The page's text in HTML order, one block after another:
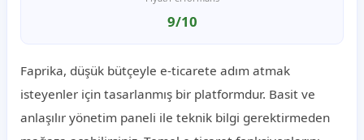
9/10
Faprika, düşük bütçeyle e-ticarete adım atmak
isteyenler için tasarlanmış bir platformdur. Basit ve
anlaşılır yönetim paneli ile teknik bilgi gerektirmeden